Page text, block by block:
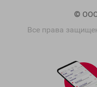
©
Все права